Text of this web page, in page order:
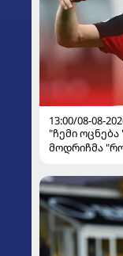
13:00/08-08-
"ჩემი
მოდრიჩმა